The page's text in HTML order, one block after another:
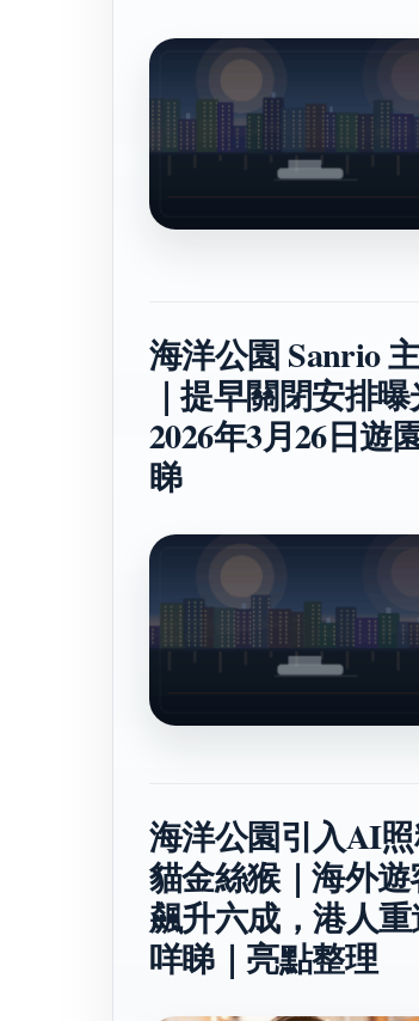
海洋公園 Sanrio
｜提早關閉安排
2026年3月26日遊
睇
海洋公園引入AI
貓金絲猴｜海外
飆升六成，港人
咩睇｜亮點整理